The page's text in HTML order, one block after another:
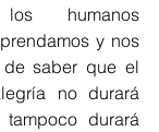
humanos
y nos
saber que el
no durará
durará